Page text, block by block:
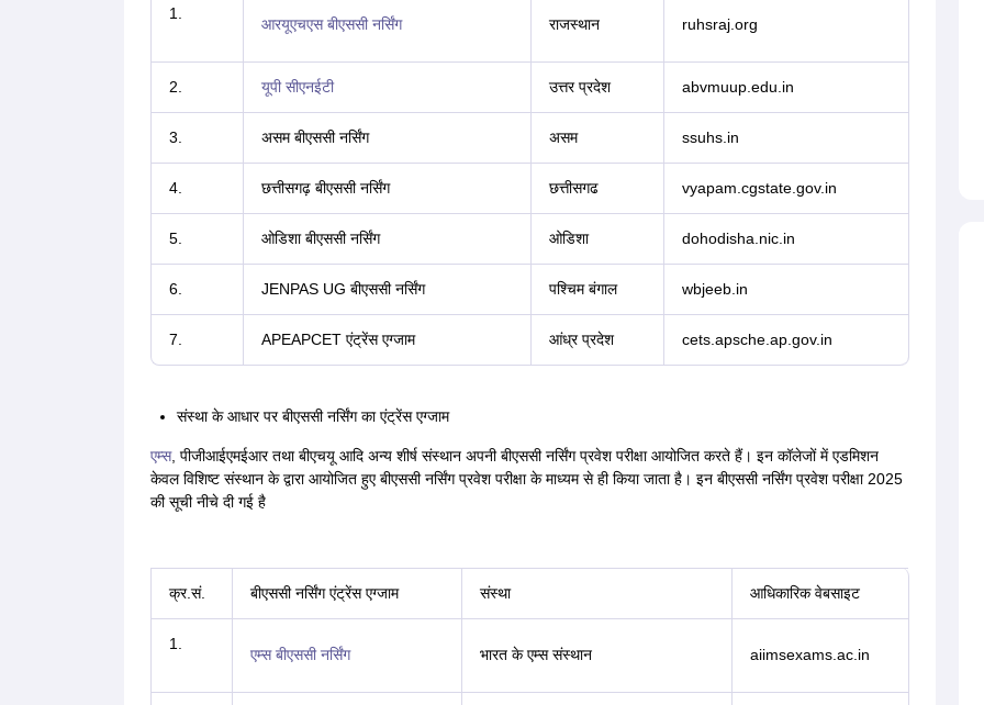
1.
आरयूएचएस बीएससी नर्सिंग राजस्थान ruhsraj.org
2. यूपी सीएनईटी उत्तर प्रदेश abvmuup.edu.in
3. असम बीएससी नर्सिंग असम ssuhs.in
4. छत्तीसगढ़ बीएससी नर्सिंग छत्तीसगढ vyapam.cgstate.gov.in
5. ओडिशा बीएससी नर्सिंग ओडिशा dohodisha.nic.in
6. JENPAS UG बीएससी नर्सिंग पश्चिम बंगाल wbjeeb.in
7. APEAPCET एंट्रेंस एग्जाम आंध्र प्रदेश cets.apsche.ap.gov.in
संस्था के आधार पर बीएससी नर्सिंग का एंट्रेंस एग्जाम
एम्स, पीजीआईएमईआर तथा बीएचयू आदि अन्य शीर्ष संस्थान अपनी बीएससी नर्सिंग प्रवेश परीक्षा आयोजित करते हैं। इन कॉलेजों में एडमिशन
केवल विशिष्ट संस्थान के द्वारा आयोजित हुए बीएससी नर्सिंग प्रवेश परीक्षा के माध्यम से ही किया जाता है। इन बीएससी नर्सिंग प्रवेश परीक्षा 2025
की सूची नीचे दी गई है
क्र.सं. बीएससी नर्सिंग एंट्रेंस एग्जाम संस्था आधिकारिक वेबसाइट
1.
एम्स बीएससी नर्सिंग भारत के एम्स संस्थान aiimsexams.ac.in